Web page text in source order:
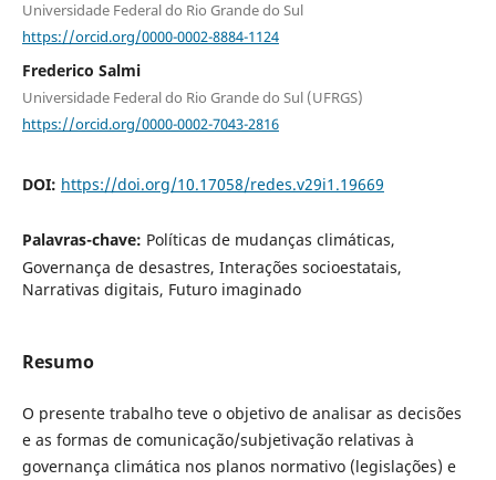
Universidade Federal do Rio Grande do Sul
https://orcid.org/0000-0002-8884-1124
Frederico Salmi
Universidade Federal do Rio Grande do Sul (UFRGS)
https://orcid.org/0000-0002-7043-2816
DOI: https://doi.org/10.17058/redes.v29i1.19669
Palavras-chave: Políticas de mudanças climáticas,
Governança de desastres, Interações socioestatais,
Narrativas digitais, Futuro imaginado
Resumo
O presente trabalho teve o objetivo de analisar as decisões
e as formas de comunicação/subjetivação relativas à
governança climática nos planos normativo (legislações) e